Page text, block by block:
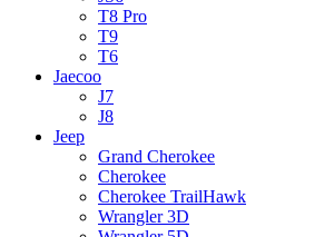
T8 Pro
T9
T6
Jaecoo
J7
J8
Jeep
Grand Cherokee
Cherokee
Cherokee TrailHawk
Wrangler 3D